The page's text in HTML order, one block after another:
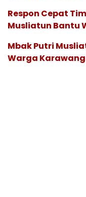
Respon Cepat
Musliatun Bantu
Mbak Putri
Warga